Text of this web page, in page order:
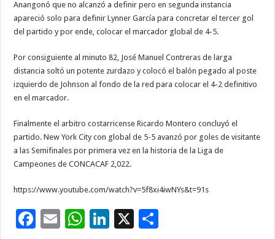
Anangonó que no alcanzó a definir pero en segunda instancia
apareció solo para definir Lynner García para concretar el tercer gol
del partido y por ende, colocar el marcador global de 4-5.
Por consiguiente al minuto 82, José Manuel Contreras de larga
distancia soltó un potente zurdazo y colocó el balón pegado al poste
izquierdo de Johnson al fondo de la red para colocar el 4-2 definitivo
en el marcador.
Finalmente el arbitro costarricense Ricardo Montero concluyó el
partido. New York City con global de 5-5 avanzó por goles de visitante
a las Semifinales por primera vez en la historia de la Liga de
Campeones de CONCACAF 2,022.
https://www.youtube.com/watch?v=5f8xi4iwNYs&t=91s
F
E
W Li
X